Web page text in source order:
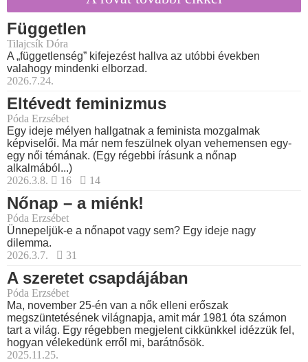
Független
Tilajcsík Dóra
A „függetlenség” kifejezést hallva az utóbbi években
valahogy mindenki elborzad.
2026.7.24.
Eltévedt feminizmus
Póda Erzsébet
Egy ideje mélyen hallgatnak a feminista mozgalmak
képviselői. Ma már nem feszülnek olyan vehemensen egy-
egy női témának. (Egy régebbi írásunk a nőnap
alkalmából...)
2026.3.8.
16 14
Nőnap – a miénk!
Póda Erzsébet
Ünnepeljük-e a nőnapot vagy sem? Egy ideje nagy
dilemma.
2026.3.7.
31
A szeretet csapdájában
Póda Erzsébet
Ma, november 25-én van a nők elleni erőszak
megszüntetésének világnapja, amit már 1981 óta számon
tart a világ. Egy régebben megjelent cikkünkkel idézzük fel,
hogyan vélekedünk erről mi, barátnősök.
2025.11.25.